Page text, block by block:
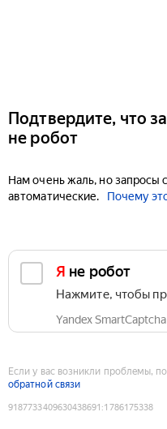
Подтвердите, что
не робот
Нам очень жаль, но запросы
автоматические.
Почему
Я не робот
Нажмите, чтобы
Yandex SmartCaptcha
Если у вас возникли проблемы,
обратной связи
9187733409630438691 :1786175338